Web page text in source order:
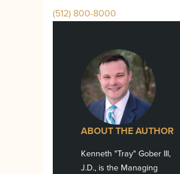
(512) 800-8000
ABOUT THE AUTHOR
Kenneth "Tray" Gober III,
J.D., is the Managing